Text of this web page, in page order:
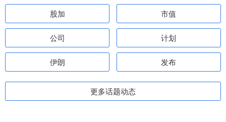
股加 市值
公司 计划
伊朗 发布
更多话题动态